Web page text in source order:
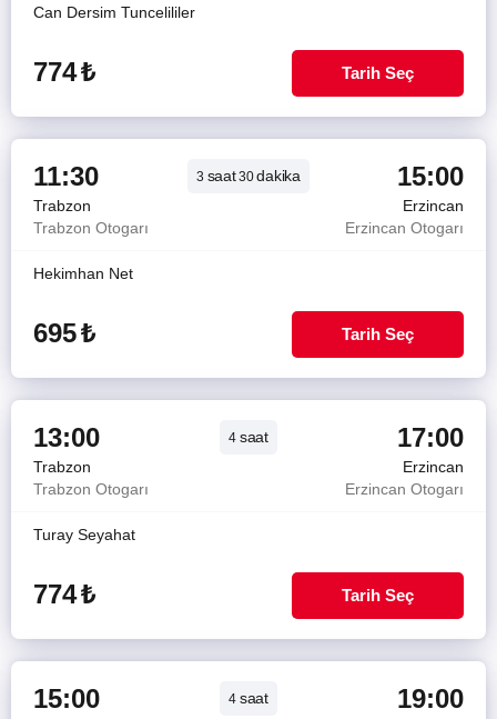
Can Dersim Tuncelililer
774₺ Tarih Seç
11:30 3 saat30dakika 15:00
Trabzon
Erzincan
Trabzon Otogarı
Erzincan Otogarı
Hekimhan Net
695₺ Tarih Seç
13:00 4 saat 17:00
Trabzon
Erzincan
Trabzon Otogarı
Erzincan Otogarı
Turay Seyahat
774₺ Tarih Seç
15:00 4 saat 19:00